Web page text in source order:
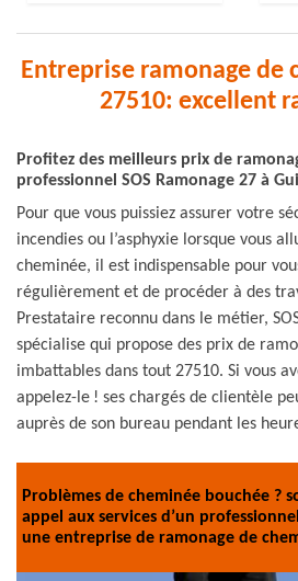
Entreprise ramonage de
27510: excellent
Profitez des meilleurs prix de
professionnel SOS Ramonage 27 à
Pour que vous puissiez assurer votre
incendies ou l’asphyxie lorsque vous
cheminée, il est indispensable pour
régulièrement et de procéder à des
Prestataire reconnu dans le métier,
spécialise qui propose des prix de
imbattables dans tout 27510. Si vous
appelez-le ! ses chargés de clientèle
auprès de son bureau pendant les
Problèmes de cheminée bouchée ?
appel aux services d’un
une entreprise de ramonage de